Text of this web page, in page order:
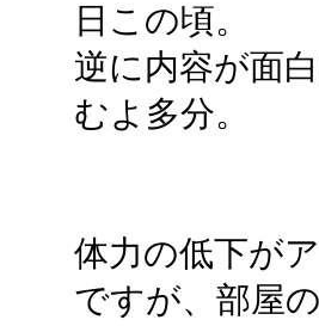
日この頃。
逆に内容が面
むよ多分。
体力の低下が
ですが、部屋